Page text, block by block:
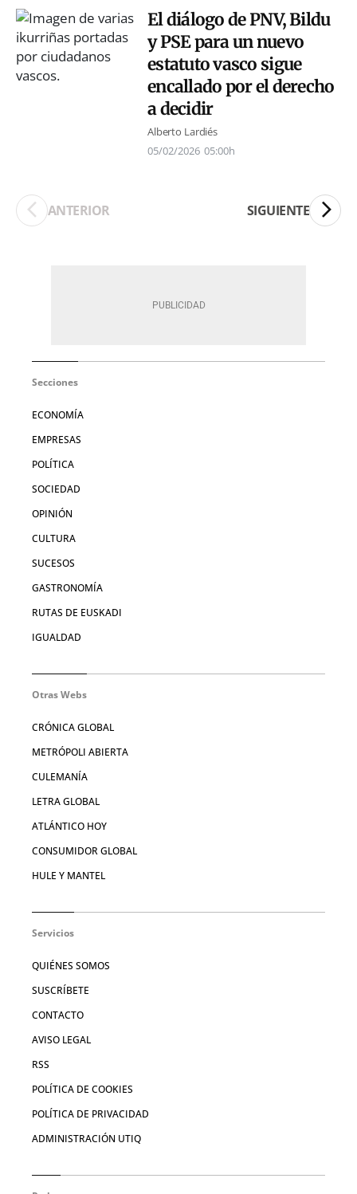
El diálogo de PNV, Bildu
y PSE para un nuevo
estatuto vasco sigue
encallado por el derecho
a decidir
Alberto Lardiés
05/02/2026 05:00h
ANTERIOR SIGUIENTE
Secciones
ECONOMÍA
EMPRESAS
POLÍTICA
SOCIEDAD
OPINIÓN
CULTURA
SUCESOS
GASTRONOMÍA
RUTAS DE EUSKADI
IGUALDAD
Otras Webs
CRÓNICA GLOBAL
METRÓPOLI ABIERTA
CULEMANÍA
LETRA GLOBAL
ATLÁNTICO HOY
CONSUMIDOR GLOBAL
HULE Y MANTEL
Servicios
QUIÉNES SOMOS
SUSCRÍBETE
CONTACTO
AVISO LEGAL
RSS
POLÍTICA DE COOKIES
POLÍTICA DE PRIVACIDAD
ADMINISTRACIÓN UTIQ